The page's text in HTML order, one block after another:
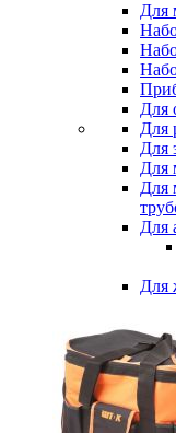
Для
Для
Для
Для
Для
Для
Для
Для